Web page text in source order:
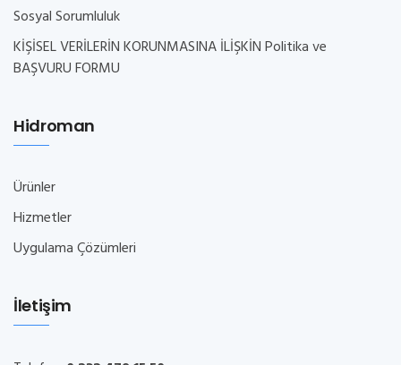
Sosyal Sorumluluk
KİŞİSEL VERİLERİN KORUNMASINA İLİŞKİN Politika ve
BAŞVURU FORMU
Hidroman
Ürünler
Hizmetler
Uygulama Çözümleri
İletişim